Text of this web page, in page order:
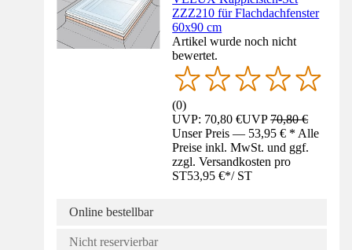
ZZZ210 für Flachdachfenster
60x90 cm
Artikel wurde noch nicht
bewertet.
(0)
UVP: 70,80 €UVP70,80 €
Unser Preis — 53,95 € * Alle
Preise inkl. MwSt. und ggf.
zzgl. Versandkosten pro
ST53,95 €*/ ST
Online bestellbar
Nicht reservierbar